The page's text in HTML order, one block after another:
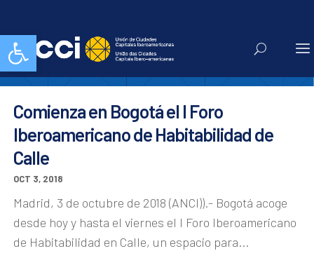
Abrir barra de herramientasBogotá
Comienza en Bogotá el I Foro
Iberoamericano de Habitabilidad de
Calle
OCT 3, 2018
Madrid, 3 de octubre de 2018 (ANCI)).- Bogotá acoge
desde hoy y hasta el viernes el I Foro Iberoamericano
de Habitabilidad en Calle, un espacio para...